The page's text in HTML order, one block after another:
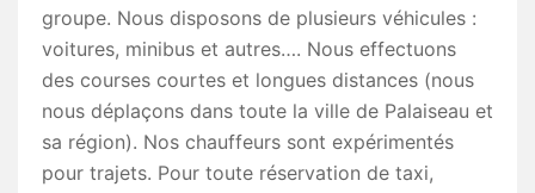
groupe. Nous disposons de plusieurs véhicules :
voitures, minibus et autres…. Nous effectuons
des courses courtes et longues distances (nous
nous déplaçons dans toute la ville de Palaiseau et
sa région). Nos chauffeurs sont expérimentés
pour trajets. Pour toute réservation de taxi,